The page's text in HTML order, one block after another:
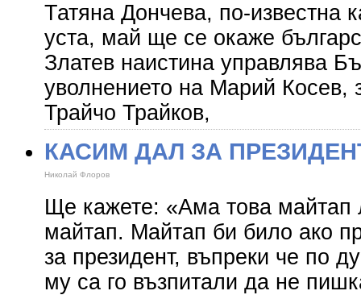
Татяна Дончева, по-известна
уста, май ще се окаже
Златев наистина управлява
уволнението на Марий Косев,
Трайчо Трайков,
КАСИМ ДАЛ ЗА
Николай Флоров
Ще кажете: «Ама това майтап
майтап. Майтап би било ако
за президент, въпреки че по
му са го възпитали да не